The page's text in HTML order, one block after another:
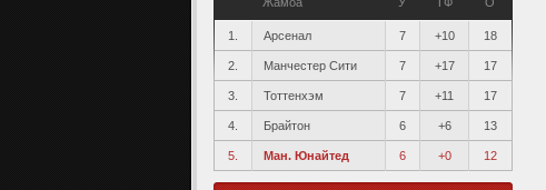
1. Арсенал 7 +10 18
2. Манчестер Сити 7 +17 17
3. Тоттенхэм 7 +11 17
4. Брайтон 6 +6 13
5. Ман. Юнайтед 6 +0 12